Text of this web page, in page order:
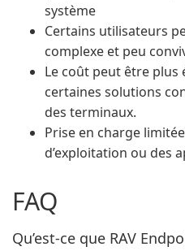
système
Certains utilisateurs
complexe et peu
Le coût peut être plus
certaines solutions
des terminaux.
Prise en charge
d’exploitation ou des
FAQ
Qu’est-ce que RAV